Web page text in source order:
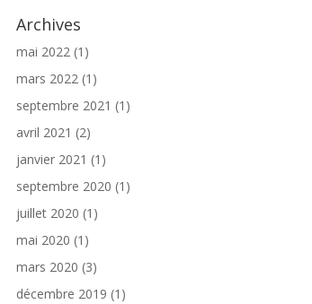
Archives
mai 2022 (1)
mars 2022 (1)
septembre 2021 (1)
avril 2021 (2)
janvier 2021 (1)
septembre 2020 (1)
juillet 2020 (1)
mai 2020 (1)
mars 2020 (3)
décembre 2019 (1)